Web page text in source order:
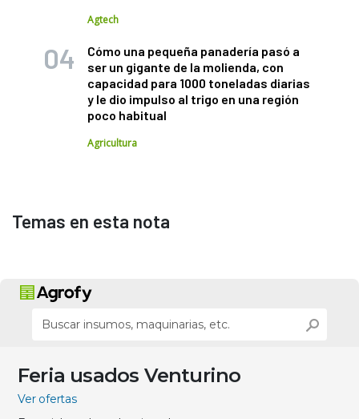
Agtech
Cómo una pequeña panadería pasó a
ser un gigante de la molienda, con
capacidad para 1000 toneladas diarias
y le dio impulso al trigo en una región
poco habitual
Agricultura
Temas en esta nota
Feria usados Venturino
Ver ofertas